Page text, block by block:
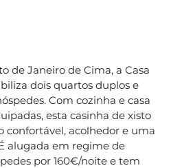
de Janeiro de Cima, a Casa
dois quartos duplos e
Com cozinha e casa
esta casinha de xisto
acolhedor e uma
alugada em regime de
por 160€/noite e tem